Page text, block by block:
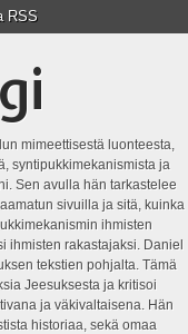
RSS
mimeettisestä luonteesta,
syntipukkimekanismista ja
Sen avulla hän tarkastelee
sivuilla ja sitä, kuinka
ihmisten
ihmisten rakastajaksi. Daniel
tekstien pohjalta. Tämä
Jeesuksesta ja kritisoi
ja väkivaltaisena. Hän
historiaa, sekä omaa